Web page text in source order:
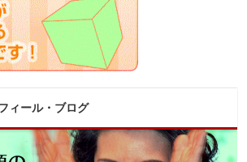
ィール・ブログ